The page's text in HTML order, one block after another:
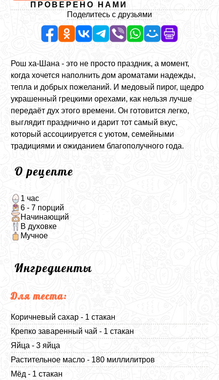
ПРОВЕРЕНО НАМИ
Поделитесь с друзьями
Рош ха-Шана - это не просто праздник, а момент,
когда хочется наполнить дом ароматами надежды,
тепла и добрых пожеланий. И медовый пирог, щедро
украшенный грецкими орехами, как нельзя лучше
передаёт дух этого времени. Он готовится легко,
выглядит празднично и дарит тот самый вкус,
который ассоциируется с уютом, семейными
традициями и ожиданием благополучного года.
О рецепте
1 час
6 - 7 порций
Начинающий
В духовке
Мучное
Ингредиенты
Для теста:
Коричневый сахар - 1 стакан
Крепко заваренный чай - 1 стакан
Яйца - 3 яйца
Растительное масло - 180 миллилитров
Мёд - 1 стакан